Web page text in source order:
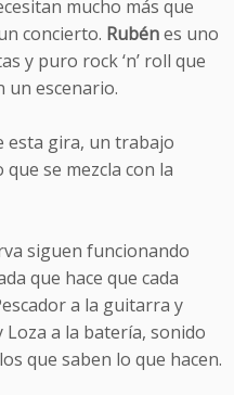
mucho más que
concierto. Rubénes uno
y puro rock ‘n’ roll que
un escenario.
esta gira, un trabajo
se mezcla con la
siguen funcionando
que hace que cada
a la guitarra y
a la batería, sonido
que saben lo que hacen.